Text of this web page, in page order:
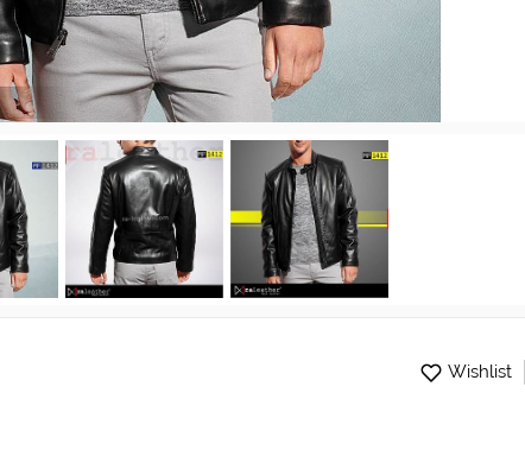
Wishlist